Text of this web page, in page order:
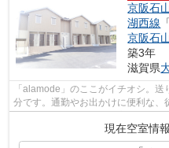
京阪石
湖西線 「
京阪石
築3年
滋賀県
「alamode」のここがイチオシ。
分です。通勤やお出かけに便利な、
用可能なため、利便性の高い物件で
現在空室情